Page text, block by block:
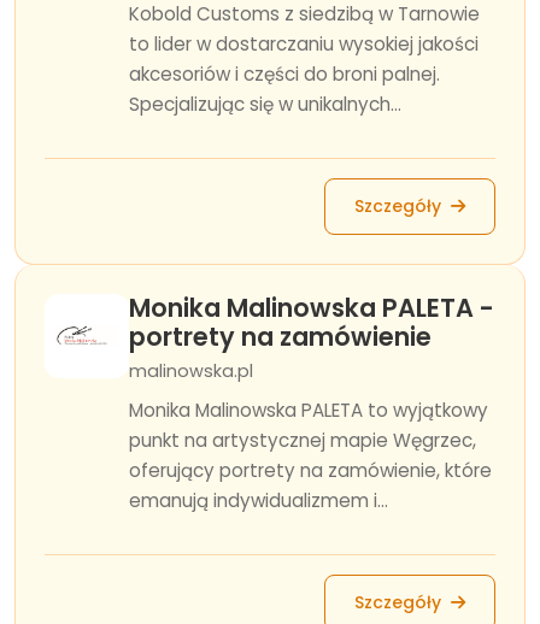
Kobold Customs z siedzibą w Tarnowie
to lider w dostarczaniu wysokiej jakości
akcesoriów i części do broni palnej.
Specjalizując się w unikalnych...
Szczegóły
Monika Malinowska PALETA -
portrety na zamówienie
malinowska.pl
Monika Malinowska PALETA to wyjątkowy
punkt na artystycznej mapie Węgrzec,
oferujący portrety na zamówienie, które
emanują indywidualizmem i...
Szczegóły